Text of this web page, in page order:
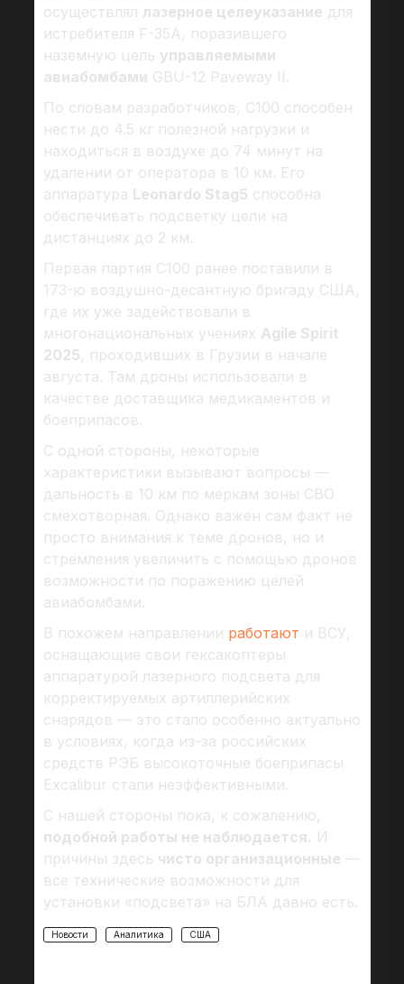
осуществлял лазерное целеуказание для
истребителя F-35A, поразившего
наземную цель управляемыми
авиабомбами GBU-12 Paveway II.
По словам разработчиков, С100 способен
нести до 4.5 кг полезной нагрузки и
находиться в воздухе до 74 минут на
удалении от оператора в 10 км. Его
аппаратура Leonardo Stag5 способна
обеспечивать подсветку цели на
дистанциях до 2 км.
Первая партия C100 ранее поставили в
173-ю воздушно-десантную бригаду США,
где их уже задействовали в
многонациональных учениях Agile Spirit
2025, проходивших в Грузии в начале
августа. Там дроны использовали в
качестве доставщика медикаментов и
боеприпасов.
С одной стороны, некоторые
характеристики вызывают вопросы —
дальность в 10 км по меркам зоны СВО
смехотворная. Однако важен сам факт не
просто внимания к теме дронов, но и
стремления увеличить с помощью дронов
возможности по поражению целей
авиабомбами.
В похожем направлении работают и ВСУ,
оснащающие свои гексакоптеры
аппаратурой лазерного подсвета для
корректируемых артиллерийских
снарядов — это стало особенно актуально
в условиях, когда из-за российских
средств РЭБ высокоточные боеприпасы
Excalibur стали неэффективными.
С нашей стороны пока, к сожалению,
подобной работы не наблюдается. И
причины здесь чисто организационные —
все технические возможности для
установки «подсвета» на БЛА давно есть.
Новости Аналитика США